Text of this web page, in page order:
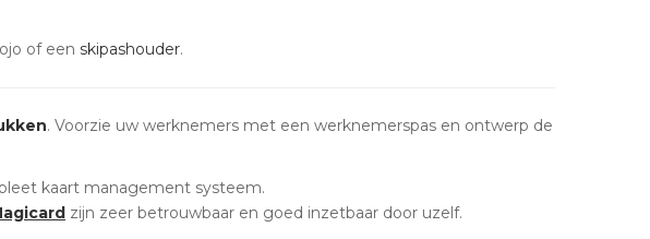
of een skipashouder.
. Voorzie uw werknemers met een werknemerspas en ontwerp de
kaart management systeem.
zijn zeer betrouwbaar en goed inzetbaar door uzelf.